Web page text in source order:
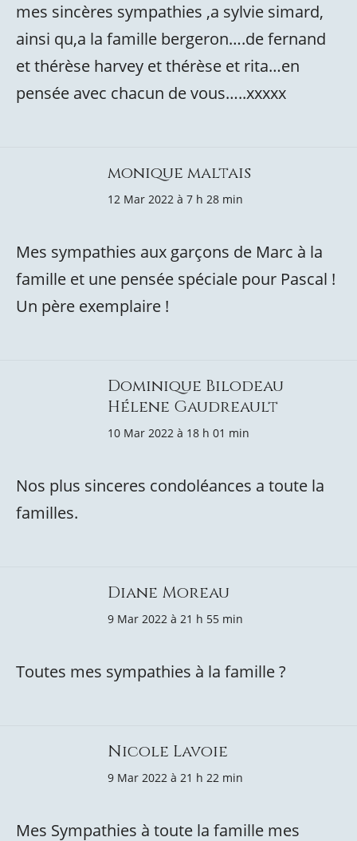
mes sincères sympathies ,a sylvie simard,
ainsi qu,a la famille bergeron….de fernand
et thérèse harvey et thérèse et rita…en
pensée avec chacun de vous…..xxxxx
monique maltais
12 Mar 2022 à 7 h 28 min
Mes sympathies aux garçons de Marc à la
famille et une pensée spéciale pour Pascal !
Un père exemplaire !
Dominique Bilodeau
Hélene Gaudreault
10 Mar 2022 à 18 h 01 min
Nos plus sinceres condoléances a toute la
familles.
Diane Moreau
9 Mar 2022 à 21 h 55 min
Toutes mes sympathies à la famille ?
Nicole Lavoie
9 Mar 2022 à 21 h 22 min
Mes Sympathies à toute la famille mes